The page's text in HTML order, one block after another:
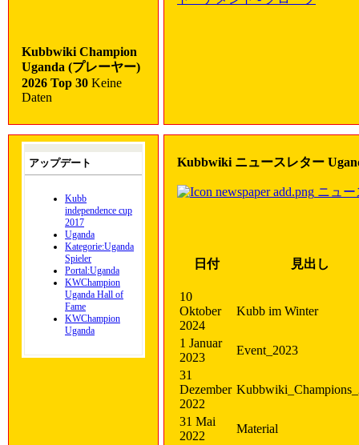
Kubbwiki Champion
Uganda (プレーヤー)
2026 Top 30 Keine
Daten
アップデート
Kubb
independence cup
2017
Uganda
Kategorie:Uganda
Spieler
Portal:Uganda
KWChampion
Uganda Hall of
Fame
KWChampion
Uganda
Kubbwiki ニュースレター
ニュ
日付 見出し
10
Oktober
2024
Kubb im Winter
1 Januar
2023
Event_2023
31
Dezember
2022
31 Mai
2022
Material